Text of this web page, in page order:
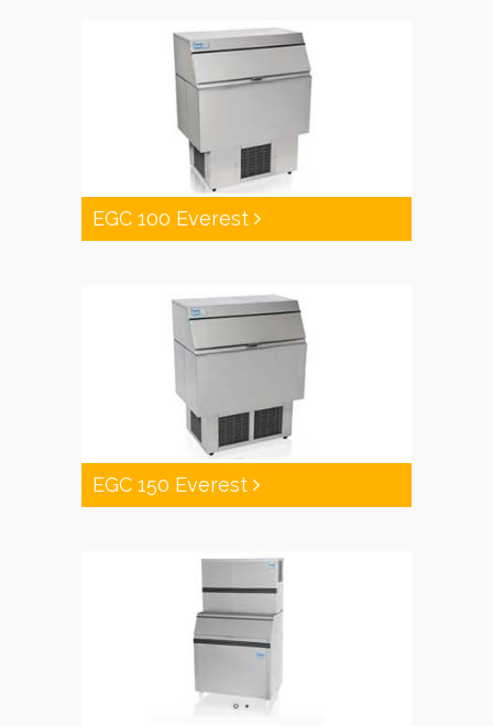
EGC 100 Everest
EGC 150 Everest